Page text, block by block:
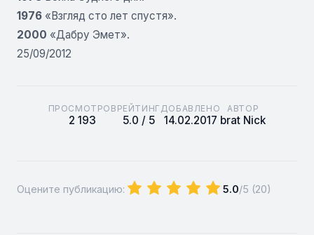
1976 «Взгляд сто лет спустя».
2000 «Дабру Эмет».
25/09/2012
ПРОСМОТРОВ
2 193
РЕЙТИНГ
5.0 / 5
ДОБАВЛЕНО
14.02.2017
АВТОР
brat Nick
Оцените публикацию: 5.0/5 (20)